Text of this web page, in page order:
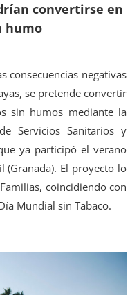
convertirse en
humo
consecuencias negativas
se pretende convertir
sin humos mediante la
Servicios Sanitarios y
ya participó el verano
(Granada). El proyecto lo
coincidiendo con
Mundial sin Tabaco.